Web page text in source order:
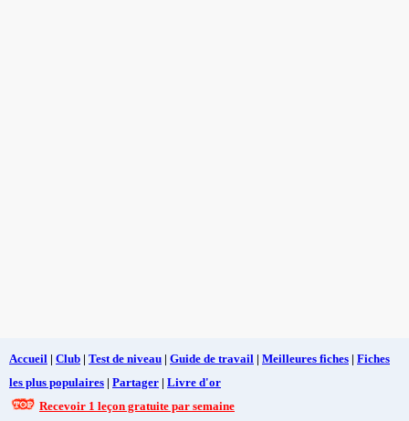
Accueil | Club | Test de niveau | Guide de travail | Meilleures fiches | Fiches
les plus populaires | Partager | Livre d'or
Recevoir 1 leçon gratuite par semaine